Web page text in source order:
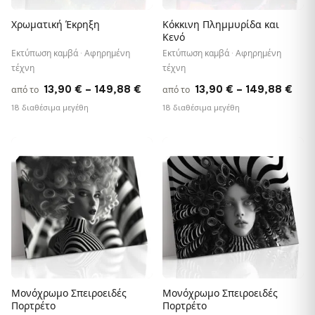
Χρωματική Έκρηξη
Εκτύπωση καμβά · Αφηρημένη
τέχνη
από το 13,90 € – 149,88 € Price
range:
149,88 €
18 διαθέσιμα μεγέθη
Κόκκινη Πλημμυρίδα και
Κενό
Εκτύπωση καμβά · Αφηρημένη
τέχνη
από το 13,90 € – 149,88 €
18 διαθέσιμα μεγέθη
♡
Μονόχρωμο Σπειροειδές
Πορτρέτο
♡
Μονόχρωμο Σπειροειδές
Πορτρέτο